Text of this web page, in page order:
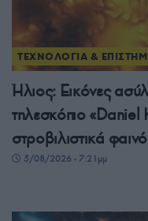
ΤΕΧΝΟΛΟΓΙΑ &
Ήλιος: Εικόνες
τηλεσκόπιο
στροβιλιστικά
5/08/2026 - 7:21μμ